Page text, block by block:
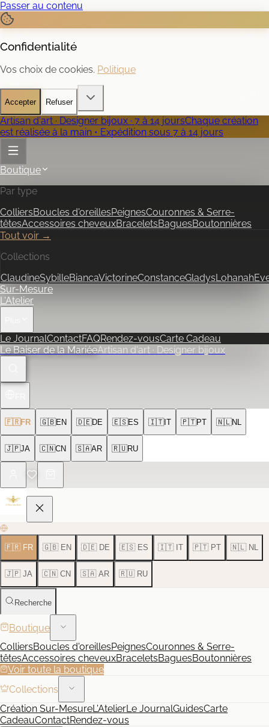
Passer au contenu
Confidentialité
Vos choix de cookies. Politique
Accepter Refuser
Artisan d'art · Designer bijoux · 7 à 14 joursChaque création
est réalisée à la main • Expédition sous 7 à 14 jours
Boutique
Par type
ColliersBoucles d'oreillesPeignesCouronnes & Serre-
têtesAccessoires cheveuxBraceletsBaguesBoutonnières
Tout voir →
Collections
ClaudineSybilleBiancaVictorineConstanceGladysLohanah
Sur-Mesure
L'Atelier
Le JournalContactFAQRendez-vousCarte Cadeau
Le Baiser de la MariéeArtisan d'art · Designer bijoux
🇫🇷 FR 🇬🇧EN 🇩🇪DE 🇪🇸ES 🇮🇹IT 🇵🇹PT 🇳🇱NL
🇯🇵JA 🇨🇳CN 🇸🇦AR 🇷🇺RU
🇫🇷 FR 🇬🇧 EN 🇩🇪 DE 🇪🇸 ES 🇮🇹 IT 🇵🇹 PT 🇳🇱 NL
🇯🇵 JA 🇨🇳 CN 🇸🇦 AR 🇷🇺 RU
Recherche
Boutique
ColliersBoucles d'oreillesPeignesCouronnes & Serre-
têtesAccessoires cheveuxBraceletsBaguesBoutonnières
Voir toute la boutique
Collections
Création Sur-MesureL'AtelierLe JournalGuidesCarte
CadeauContactRendez-vous